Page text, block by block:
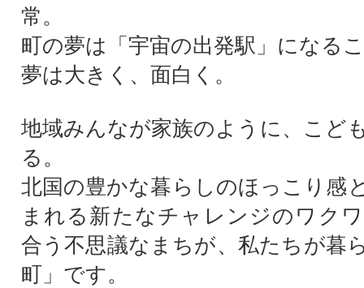
常。
町の夢は「宇宙の出発駅」になる
夢は大きく、面白く。
地域みんなが家族のように、こど
る。
北国の豊かな暮らしのほっこり感
まれる新たなチャレンジのワク
合う不思議なまちが、私たちが暮
町」です。